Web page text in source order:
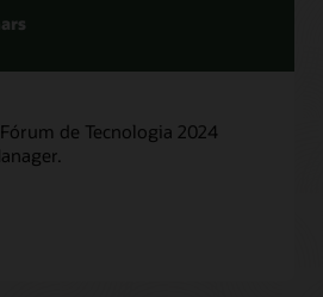
de Tecnologia 2024